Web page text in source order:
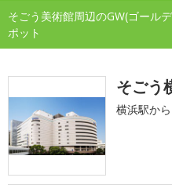
そごう美術館周辺のGW(ゴール
ポット
そごう
横浜駅か